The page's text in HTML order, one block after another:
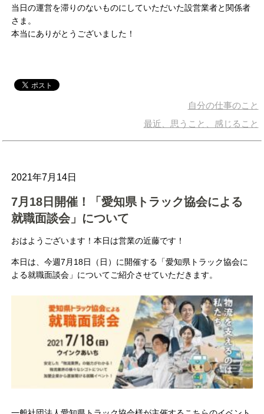
当日の運営を滞りのないものにしていただいた設営業者と関係者
さま。
本当にありがとうございました！
自分の仕事のこと
最近、思うこと、感じること
2021年7月14日
7月18日開催！「愛知県トラック協会による
就職面談会」について
おはようございます！本日は営業の近藤です！
本日は、今週7月18日（日）に開催する「愛知県トラック協会に
よる就職面談会」についてご紹介させていただきます。